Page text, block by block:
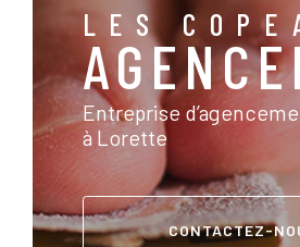
LES
Entreprise
à Lorette
CONTACTEZ-